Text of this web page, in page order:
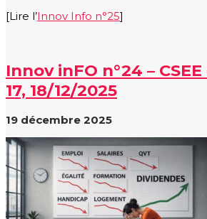
[Lire l’Innov Info n°25]
Innov inFO n°24 –
17, 18/12/2025
19 décembre 2025